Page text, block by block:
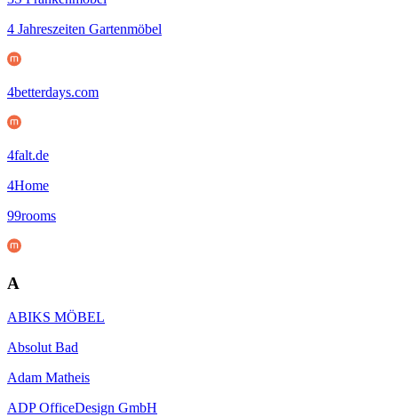
4 Jahreszeiten Gartenmöbel
4betterdays.com
4falt.de
4Home
99rooms
A
ABIKS MÖBEL
Absolut Bad
Adam Matheis
ADP OfficeDesign GmbH